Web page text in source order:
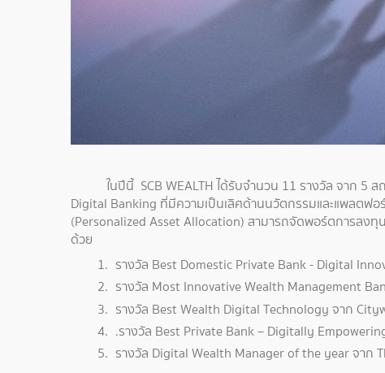
ในปีนี้ SCB WEALTH ได้รับจำนวน 11 รางวัล จาก 5
Digital Banking ที่มีความเป็นเลิศด้านนวัตกรรมและแพลตฟอ
(Personalized Asset Allocation) สามารถจัดพอร์ตการลง
ด้วย
รางวัล Best Domestic Private Bank - Digital
รางวัล Most Innovative Wealth Management
รางวัล Best Wealth Digital Technology จาก
.รางวัล Best Private Bank – Digitally
รางวัล Digital Wealth Manager of the year จาก